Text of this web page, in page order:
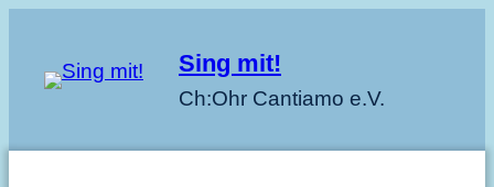
Sing mit!
Ch:Ohr Cantiamo e.V.